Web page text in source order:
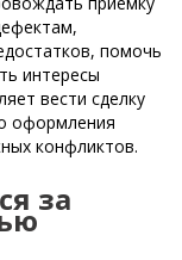
помочь
интересы
вести сделку
оформления
конфликтов.
за